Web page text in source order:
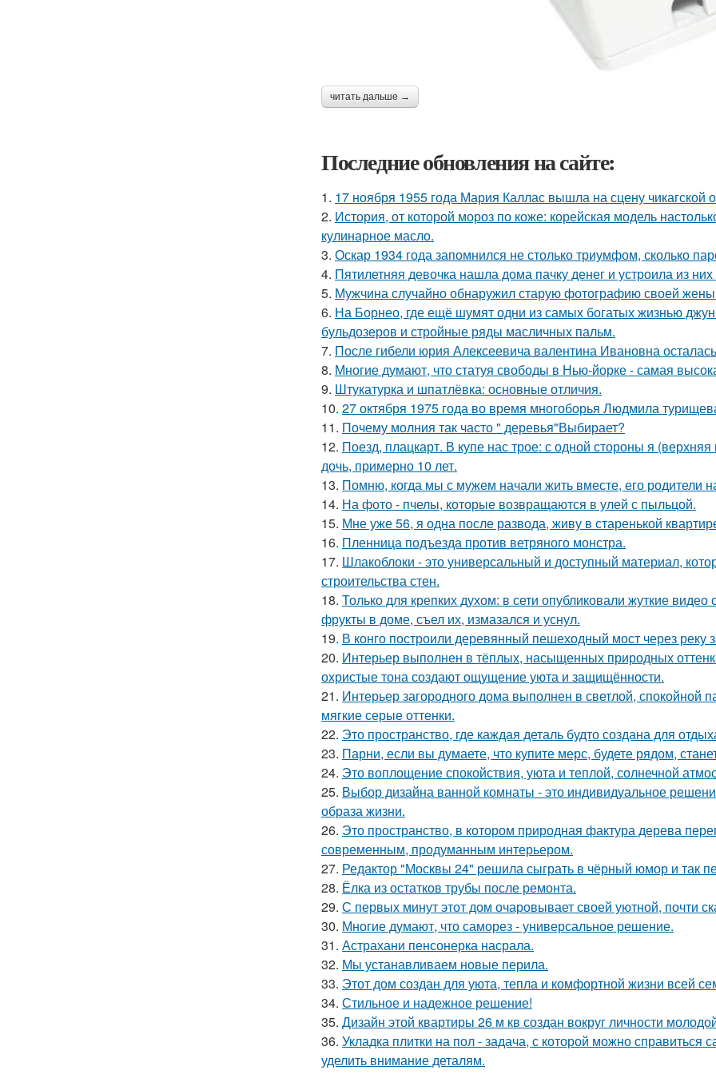
читать дальше →
Последние обновления на сайте:
1. 17 ноября 1955 года Мария Каллас вышла на сцену чикагской
2. История, от которой мороз по коже: корейская модель
кулинарное масло.
3. Оскар 1934 года запомнился не столько триумфом, сколько
4. Пятилетняя девочка нашла дома пачку денег и устроила из
5. Мужчина случайно обнаружил старую фотографию своей
6. На Борнео, где ещё шумят одни из самых богатых жизнью
бульдозеров и стройные ряды масличных пальм.
7. После гибели юрия Алексеевича валентина Ивановна
8. Многие думают, что статуя свободы в Нью-йорке - самая
9. Штукатурка и шпатлёвка: основные отличия.
10. 27 октября 1975 года во время многоборья Людмила
11. Почему молния так часто " деревья"Выбирает?
12. Поезд, плацкарт. В купе нас трое: с одной стороны я
дочь, примерно 10 лет.
13. Помню, когда мы с мужем начали жить вместе, его родители
14. На фото - пчелы, которые возвращаются в улей с пыльцой.
15. Мне уже 56, я одна после развода, живу в старенькой
16. Пленница подъезда против ветряного монстра.
17. Шлакоблоки - это универсальный и доступный материал,
строительства стен.
18. Только для крепких духом: в сети опубликовали жуткие
фрукты в доме, съел их, измазался и уснул.
19. В конго построили деревянный пешеходный мост через реку
20. Интерьер выполнен в тёплых, насыщенных природных
охристые тона создают ощущение уюта и защищённости.
21. Интерьер загородного дома выполнен в светлой, спокойной
мягкие серые оттенки.
22. Это пространство, где каждая деталь будто создана для
23. Парни, если вы думаете, что купите мерс, будете рядом,
24. Это воплощение спокойствия, уюта и теплой, солнечной
25. Выбор дизайна ванной комнаты - это индивидуальное
образа жизни.
26. Это пространство, в котором природная фактура дерева
современным, продуманным интерьером.
27. Редактор "Москвы 24" решила сыграть в чёрный юмор и так
28. Ёлка из остатков трубы после ремонта.
29. С первых минут этот дом очаровывает своей уютной, почти
30. Многие думают, что саморез - универсальное решение.
31. Астрахани пенсонерка насрала.
32. Мы устанавливаем новые перила.
33. Этот дом создан для уюта, тепла и комфортной жизни всей
34. Стильное и надежное решение!
35. Дизайн этой квартиры 26 м кв создан вокруг личности
36. Укладка плитки на пол - задача, с которой можно справиться
уделить внимание деталям.